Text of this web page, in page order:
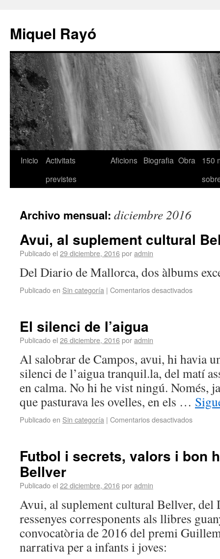
Miquel Rayó
Inicio
Activitats
previstes
Aficions Biografia Obra
150
Archivo mensual: diciembre 2016
Avui, al suplement cultural
Publicado el 29 diciembre, 2016poradmin
Del Diario de Mallorca, dos àlbums
Publicado en Sin categoría | Comentarios desactivados
El silenci de l’aigua
Publicado el 26 diciembre, 2016poradmin
Al salobrar de Campos, avui, hi havia
silenci de l’aigua tranquil.la, del matí
en calma. No hi he vist ningú. Només,
que pasturava les ovelles, en els …
Publicado en Sin categoría | Comentarios desactivados
Futbol i secrets, valors i bon
Bellver
Publicado el 22 diciembre, 2016poradmin
Avui, al suplement cultural Bellver,
ressenyes corresponents als llibres
convocatòria de 2016 del premi
narrativa per a infants i joves: